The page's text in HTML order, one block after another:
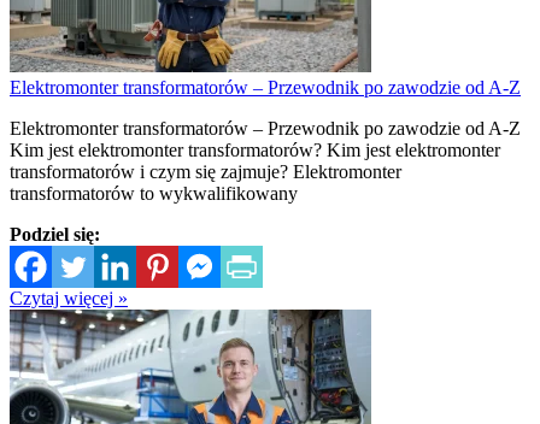
Elektromonter transformatorów – Przewodnik po zawodzie od A-Z
Elektromonter transformatorów – Przewodnik po zawodzie od A-Z
Kim jest elektromonter transformatorów? Kim jest elektromonter
transformatorów i czym się zajmuje? Elektromonter
transformatorów to wykwalifikowany
Podziel się:
Czytaj więcej »